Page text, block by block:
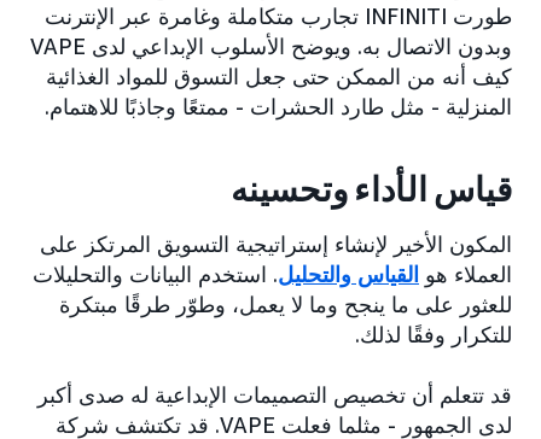
طورت INFINITI تجارب متكاملة وغامرة عبر الإنترنت
وبدون الاتصال به. ويوضح الأسلوب الإبداعي لدى VAPE
كيف أنه من الممكن حتى جعل التسوق للمواد الغذائية
المنزلية - مثل طارد الحشرات - ممتعًا وجاذبًا للاهتمام.
قياس الأداء وتحسينه
المكون الأخير لإنشاء إستراتيجية التسويق المرتكز على
العملاء هو القياس والتحليل. استخدم البيانات والتحليلات
للعثور على ما ينجح وما لا يعمل، وطوّر طرقًا مبتكرة
للتكرار وفقًا لذلك.
قد تتعلم أن تخصيص التصميمات الإبداعية له صدى أكبر
لدى الجمهور - مثلما فعلت VAPE. قد تكتشف شركة